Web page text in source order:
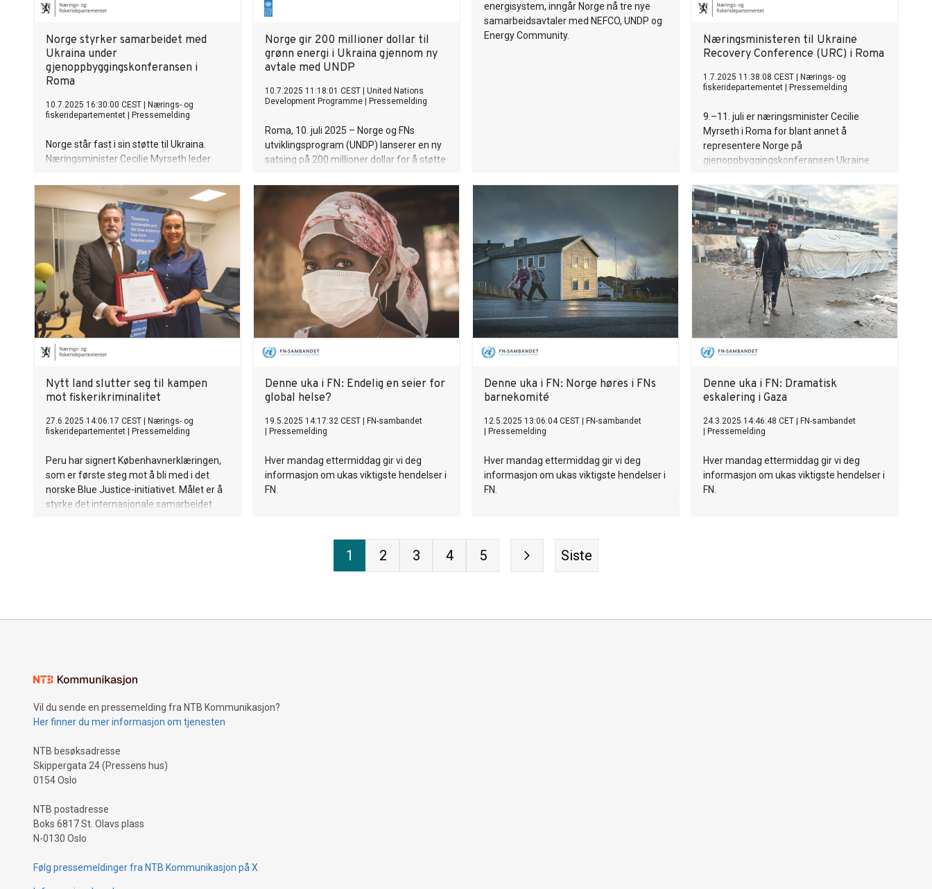
Norge styrker samarbeidet med
Ukraina under
gjenoppbyggingskonferansen i
Roma
10.7.2025 16:30:00 CEST
Nærings- og
fiskeridepartementet
Pressemelding
Norge står fast i sin støtte til Ukraina.
Næringsminister Cecilie Myrseth leder
Recovery Conference (URC) som i år
finner sted i Roma 9.–11. juli. Med til
Roma er representanter fra næringsliv og
sivilsamfunnet.
Norge gir 200 millioner dollar til
grønn energi i Ukraina gjennom ny
avtale med UNDP
10.7.2025 11:18:01 CEST
United Nations
Development Programme
Pressemelding
Roma, 10. juli 2025 – Norge og FNs
utviklingsprogram (UNDP) lanserer en ny
satsing på 200 millioner dollar for å støtte
møte akutte krisebehov og bygge opp en
grønnere energiframtid. Avtalen blir
annonsert på gjenreisningskonferansen
for Ukraina i Roma 10. juli.
energisystem, inngår Norge nå tre nye
samarbeidsavtaler med NEFCO, UNDP og
Energy Community.
Næringsministeren til Ukraine
Recovery Conference (URC) i Roma
1.7.2025 11:38:08 CEST
Nærings- og
fiskeridepartementet
Pressemelding
9.–11. juli er næringsminister Cecilie
Myrseth i Roma for blant annet å
representere Norge på
gjenoppbyggingskonferansen Ukraine
Nytt land slutter seg til kampen
mot fiskerikriminalitet
27.6.2025 14:06:17 CEST
Nærings- og
fiskeridepartementet
Pressemelding
Peru har signert Københavnerklæringen,
som er første steg mot å bli med i det
norske Blue Justice-initiativet. Målet er å
styrke det internasjonale samarbeidet
Denne uka i FN: Endelig en seier for
global helse?
19.5.2025 14:17:32 CEST
FN-sambandet
Pressemelding
Hver mandag ettermiddag gir vi deg
informasjon om ukas viktigste hendelser i
FN.
Denne uka i FN: Norge høres i FNs
barnekomité
12.5.2025 13:06:04 CEST
FN-sambandet
Pressemelding
Hver mandag ettermiddag gir vi deg
informasjon om ukas viktigste hendelser i
FN.
Denne uka i FN: Dramatisk
eskalering i Gaza
24.3.2025 14:46:48 CET
FN-sambandet
Pressemelding
Hver mandag ettermiddag gir vi deg
informasjon om ukas viktigste hendelser i
FN.
1 2 3 4 5 Siste
Vil du sende en pressemelding fra NTB Kommunikasjon?
Her finner du mer informasjon om tjenesten
NTB besøksadresse
Skippergata 24 (Pressens hus)
0154 Oslo
NTB postadresse
Boks 6817 St. Olavs plass
N-0130 Oslo
Følg pressemeldinger fra NTB Kommunikasjon på X